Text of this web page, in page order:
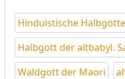
Hinduistische
Halbgott der altbabyl.
Waldgott der Maori